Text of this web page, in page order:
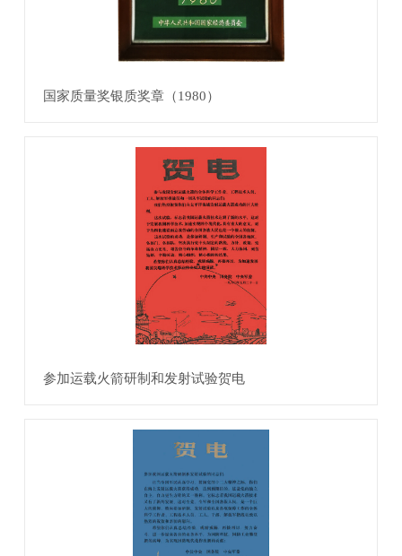
国家质量奖银质奖章（1980）
参加运载火箭研制和发射试验贺电